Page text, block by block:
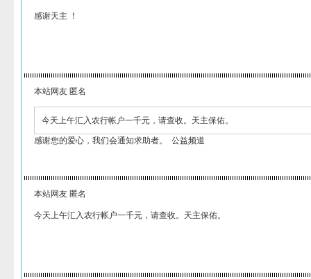
感谢天主 ！
本站网友 匿名
今天上午汇入农行帐户一千元，请查收。天主保佑。
感谢您的爱心，我们会通知求助者。 公益频道
本站网友 匿名
今天上午汇入农行帐户一千元，请查收。天主保佑。